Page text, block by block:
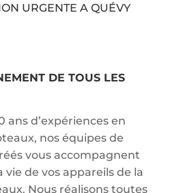
URGENTE A QUÉVY
DE TOUS LES
ans d’expériences en
nos équipes de
vous accompagnent
de vos appareils de la
Nous réalisons toutes